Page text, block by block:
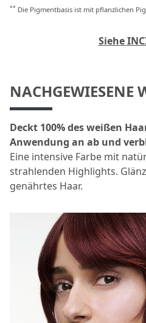
** Die Pigmentbasis ist mit pflanzlichen
Siehe
NACHGEWIESENE
Deckt 100% des weißen
Anwendung an ab und
Eine intensive Farbe mit
strahlenden Highlights.
genährtes Haar.